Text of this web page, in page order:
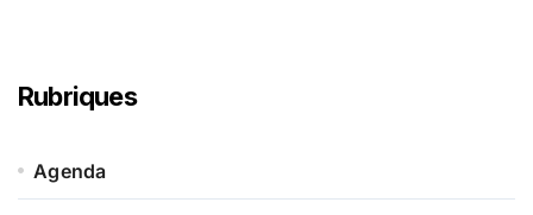
Rubriques
Agenda